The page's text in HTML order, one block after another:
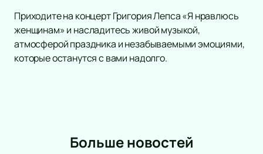
Инди-поп
Авторская музыка
Новогоднее шоу
Приходите на концерт Григория Лепса «Я нравлюсь
женщинам» и насладитесь живой музыкой,
атмосферой праздника и незабываемыми эмоциями,
которые останутся с вами надолго.
Больше новостей